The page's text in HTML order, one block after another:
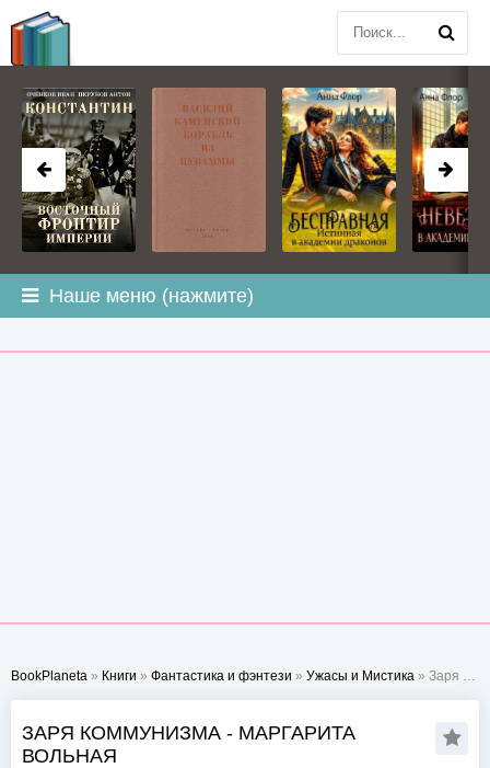
Наше меню (нажмите)
BookPlaneta » Книги » Фантастика и фэнтези » Ужасы и Мистика » Заря коммунизма - Маргарита Вольная
ЗАРЯ КОММУНИЗМА - МАРГАРИТА
ВОЛЬНАЯ
BOOKPLANETA.COM